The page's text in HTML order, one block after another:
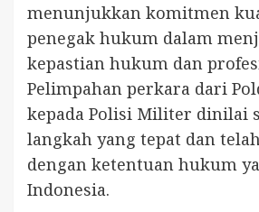
menunjukkan komitmen
penegak hukum dalam
kepastian hukum dan
Pelimpahan perkara dari
kepada Polisi Militer dinilai
langkah yang tepat dan
dengan ketentuan hukum
Indonesia.